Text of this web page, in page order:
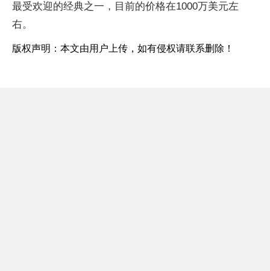
最受欢迎的经典之一，目前的价格在1000万美元左
右。
版权声明：本文由用户上传，如有侵权请联系删除！